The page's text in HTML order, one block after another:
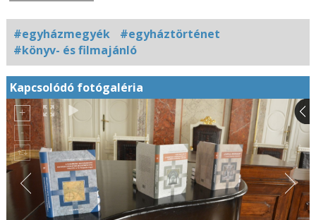
#egyházmegyék
#egyháztörténet
#könyv- és filmajánló
Kapcsolódó fotógaléria